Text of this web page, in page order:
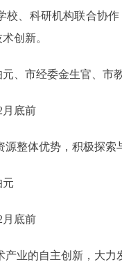
、科研机构联合协作
创新。
市经委金生官、市
底前
整体优势，积极探索
底前
业的自主创新，大力